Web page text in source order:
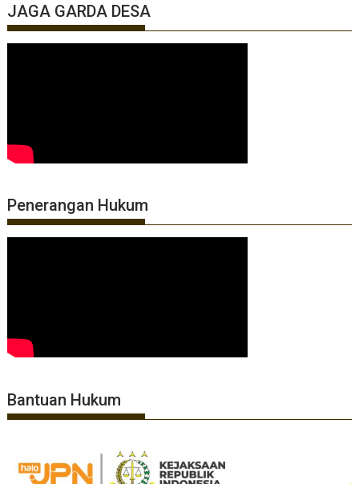
JAGA GARDA DESA
Penerangan Hukum
Bantuan Hukum